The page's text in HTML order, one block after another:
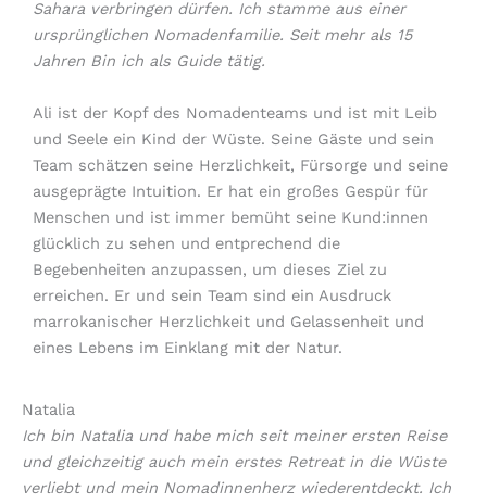
Sahara verbringen dürfen. Ich stamme aus einer
ursprünglichen Nomadenfamilie. Seit mehr als 15
Jahren Bin ich als Guide tätig.
Ali ist der Kopf des Nomadenteams und ist mit Leib
und Seele ein Kind der Wüste. Seine Gäste und sein
Team schätzen seine Herzlichkeit, Fürsorge und seine
ausgeprägte Intuition. Er hat ein großes Gespür für
Menschen und ist immer bemüht seine Kund:innen
glücklich zu sehen und entprechend die
Begebenheiten anzupassen, um dieses Ziel zu
erreichen. Er und sein Team sind ein Ausdruck
marrokanischer Herzlichkeit und Gelassenheit und
eines Lebens im Einklang mit der Natur.
Natalia
Ich bin Natalia und habe mich seit meiner ersten Reise
und gleichzeitig auch mein erstes Retreat in die Wüste
verliebt und mein Nomadinnenherz wiederentdeckt. Ich